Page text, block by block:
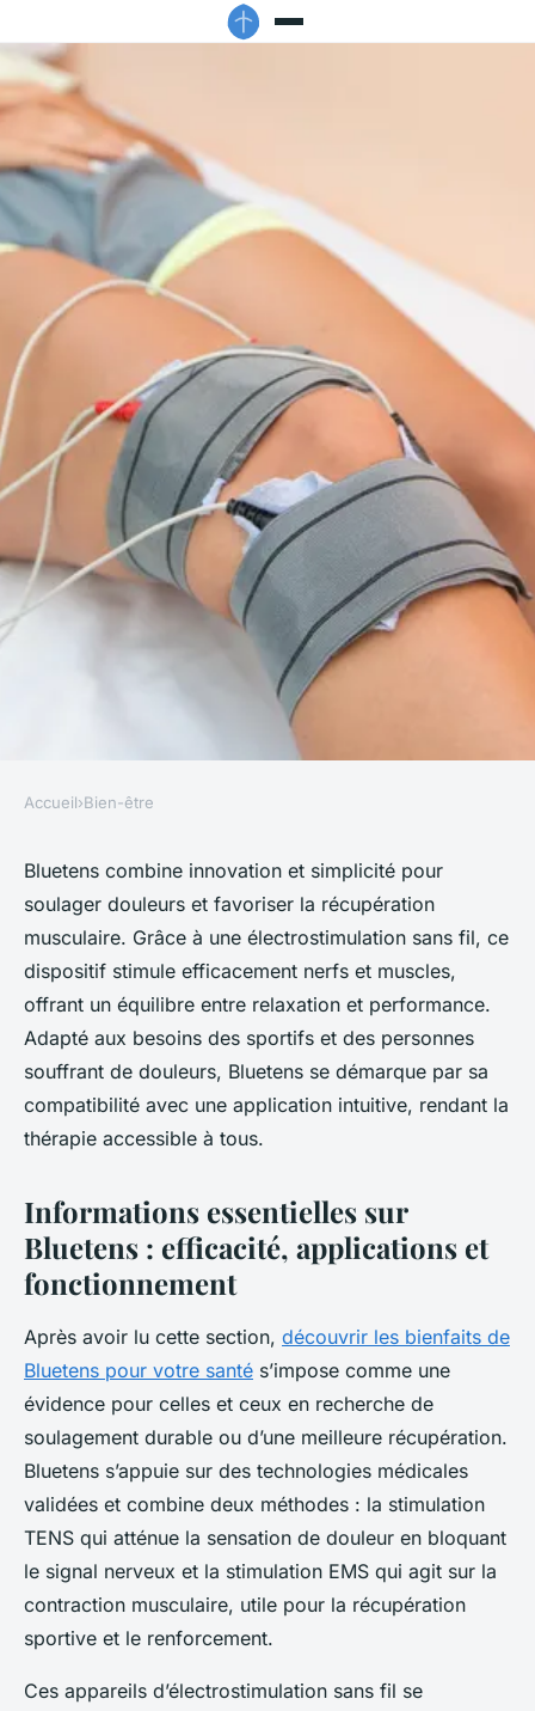
Bluetens : la solution
d'électrostimulation pour
votre bien-être
Juliette•18 juillet 2025•5 min de lecture
Accueil›Bien-être
Bluetens combine innovation et simplicité pour
soulager douleurs et favoriser la récupération
musculaire. Grâce à une électrostimulation sans fil, ce
dispositif stimule efficacement nerfs et muscles,
offrant un équilibre entre relaxation et performance.
Adapté aux besoins des sportifs et des personnes
souffrant de douleurs, Bluetens se démarque par sa
compatibilité avec une application intuitive, rendant la
thérapie accessible à tous.
Informations essentielles sur
Bluetens : efficacité, applications et
fonctionnement
Après avoir lu cette section, découvrir les bienfaits de
Bluetens pour votre santé s’impose comme une
évidence pour celles et ceux en recherche de
soulagement durable ou d’une meilleure récupération.
Bluetens s’appuie sur des technologies médicales
validées et combine deux méthodes : la stimulation
TENS qui atténue la sensation de douleur en bloquant
le signal nerveux et la stimulation EMS qui agit sur la
contraction musculaire, utile pour la récupération
sportive et le renforcement.
Ces appareils d’électrostimulation sans fil se